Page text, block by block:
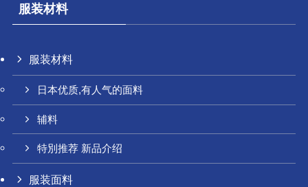
服装材料
服装材料
日本优质,有人气的面料
辅料
特別推荐 新品介绍
服装面料